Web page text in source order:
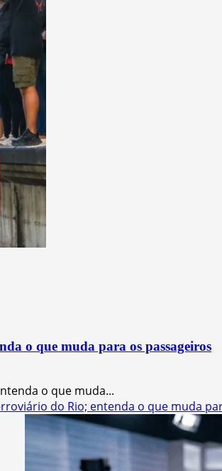
o que muda para os passageiros
o que muda...
do Rio; entenda o que muda